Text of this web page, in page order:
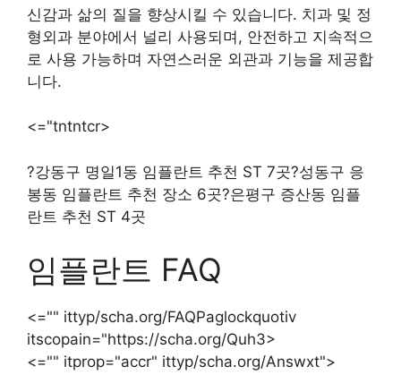
신감과 삶의 질을 향상시킬 수 있습니다. 치과 및 정
형외과 분야에서 널리 사용되며, 안전하고 지속적으
로 사용 가능하며 자연스러운 외관과 기능을 제공합
니다.
<="tntntcr>
?강동구 명일1동 임플란트 추천 ST 7곳?성동구 응
봉동 임플란트 추천 장소 6곳?은평구 증산동 임플
란트 추천 ST 4곳
임플란트 FAQ
<="" ittyp/scha.org/FAQPaglockquotiv
itscopain="https://scha.org/Quh3>
<="" itprop="accr" ittyp/scha.org/Answxt">